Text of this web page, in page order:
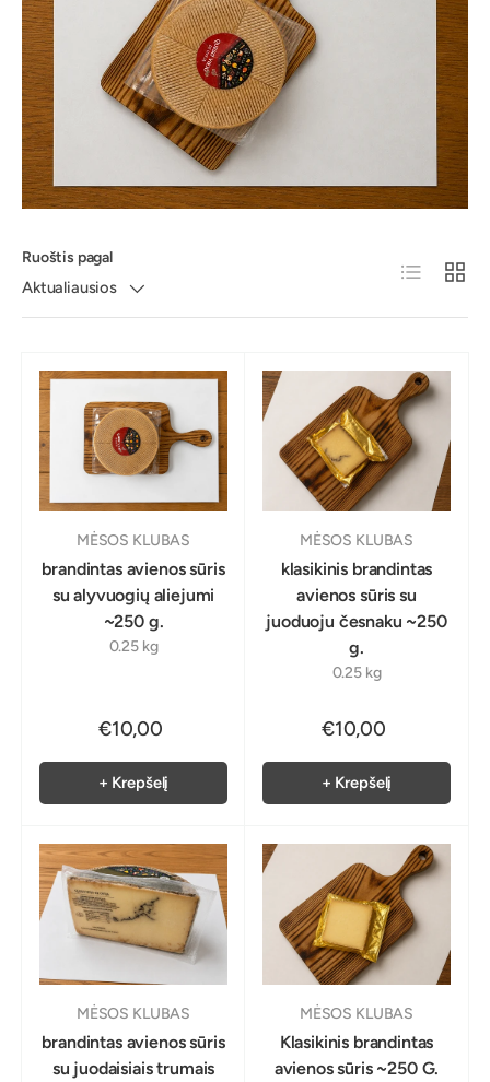
Ruoštis pagal
Aktualiausios
Sąrašas
MĖSOS KLUBAS
brandintas avienos sūris
su alyvuogių aliejumi
~250 g.
0.25 kg
€10,00
+ Krepšelį
MĖSOS KLUBAS
klasikinis brandintas
avienos sūris su
juoduoju česnaku ~250
g.
0.25 kg
€10,00
+ Krepšelį
MĖSOS KLUBAS
brandintas avienos sūris
su juodaisiais trumais
MĖSOS KLUBAS
Klasikinis brandintas
avienos sūris ~250 G.